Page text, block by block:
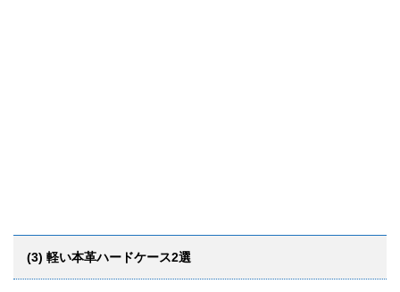
(3) 軽い本革ハードケース2選